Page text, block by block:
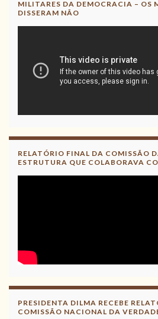
MILITARES DA DEMOCRACIA – OS
DISSERAM NÃO
RELATÓRIO FINAL DA COMISSÃO
ESTRUTURA QUE COLABORAVA
PRESIDENTA DILMA RECEBE
COMISSÃO NACIONAL DA